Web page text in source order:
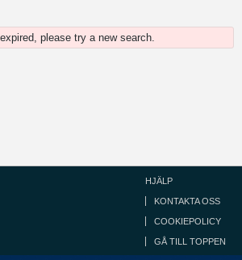
please try a new search.
HJÄLP
KONTAKTA OSS
COOKIEPOLICY
GÅ TILL TOPPEN